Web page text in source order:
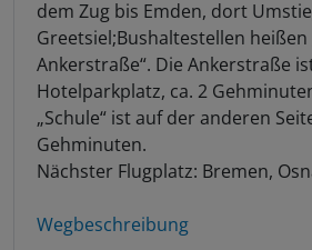
dem Zug bis Emden, dort
Greetsiel;Bushaltestellen heißen
Ankerstraße“. Die Ankerstraße
Hotelparkplatz, ca. 2
„Schule“ ist auf der anderen
Gehminuten.
Nächster Flugplatz: Bremen,
Wegbeschreibung